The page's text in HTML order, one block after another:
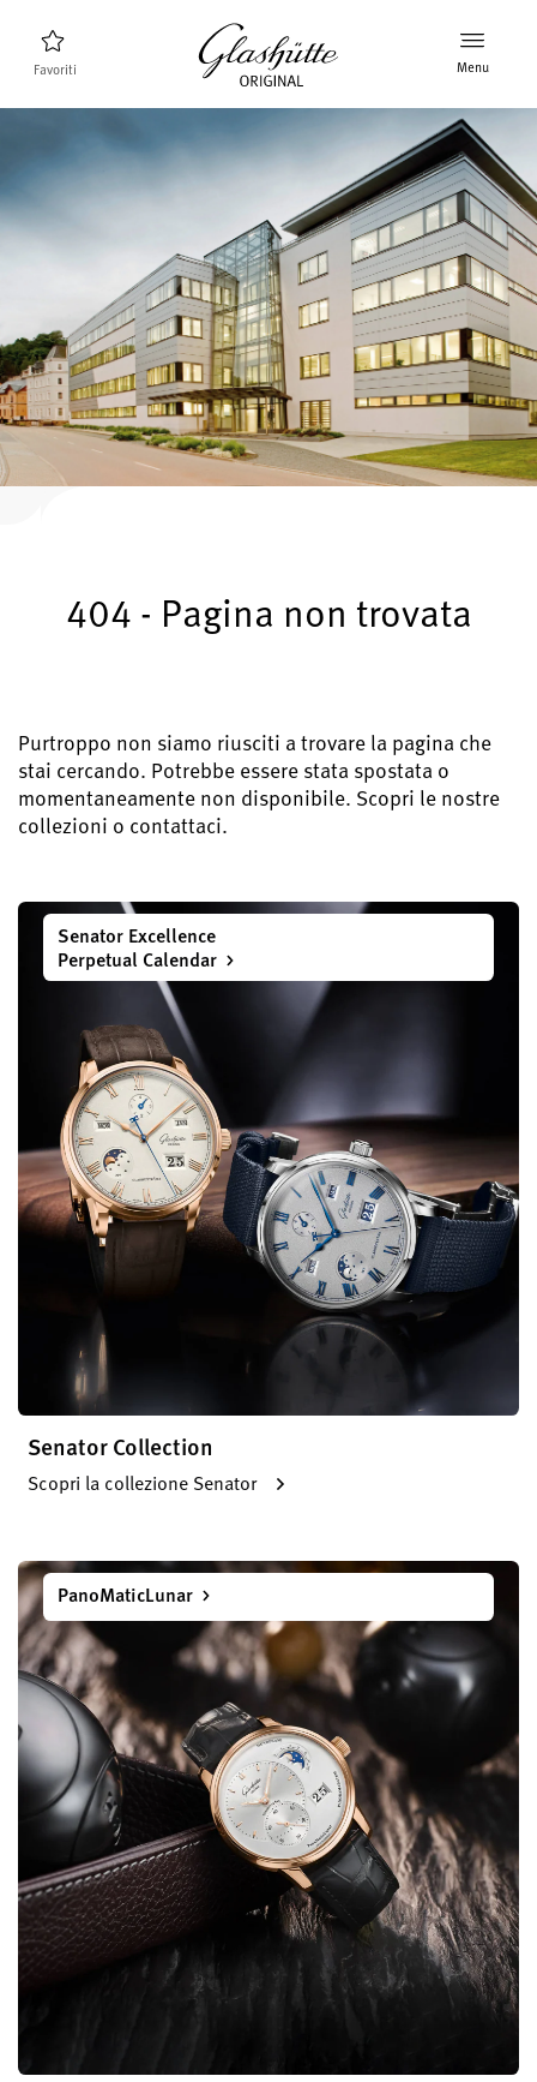
Favoriti Menu
Ricerca orologi Nuovi prodotti
Scoprire la collezione
Il marchio Glashütte Original
Per saperne di più sulla Manifattura
Concessionari
Boutique e Concessionari
Assistenza
Garanzia, Revisione e Restauro
404 - Pagina non trovata
Purtroppo non siamo riusciti a trovare la pagina che
stai cercando. Potrebbe essere stata spostata o
momentaneamente non disponibile. Scopri le nostre
collezioni o contattaci.
Senator Excellence
Perpetual Calendar
Senator Collection
Scopri la collezione Senator
PanoMaticLunar